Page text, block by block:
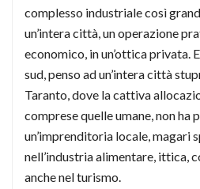
complesso industriale così
un’intera città, un operazione
economico, in un’ottica privata.
sud, penso ad un’intera città
Taranto, dove la cattiva
comprese quelle umane, non ha
un’imprenditoria locale, magari
nell’industria alimentare, ittica,
anche nel turismo.